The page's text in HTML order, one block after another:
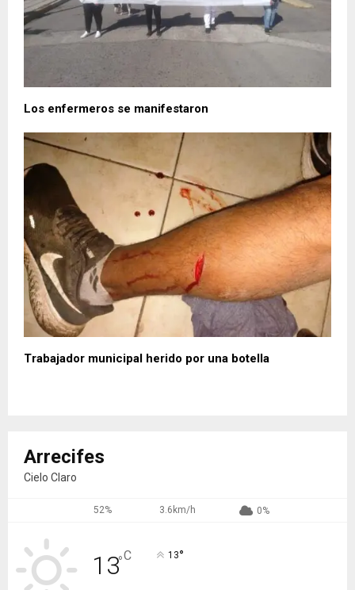
Los enfermeros se manifestaron
Trabajador municipal herido por una botella
Arrecifes
Cielo Claro
52% 3.6km/h 0%
13°C 13°